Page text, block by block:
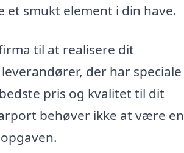
smukt element i din have.
til at realisere dit
der har speciale
pris og kvalitet til dit
behøver ikke at være en